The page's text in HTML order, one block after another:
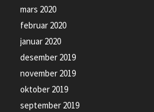
mars 2020
februar 2020
januar 2020
desember 2019
november 2019
oktober 2019
september 2019